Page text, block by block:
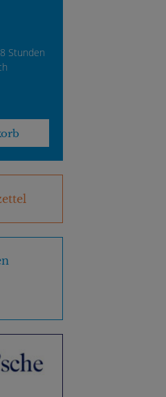
Stunden